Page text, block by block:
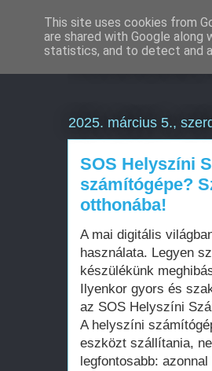
Weboldal
2025. március 5.,
SOS Helyszíni
számítógépe?
otthonába!
A mai digitális
használata. Legyen
készülékünk
Ilyenkor gyors és
az SOS Helyszíni
A helyszíni
eszközt szállítania,
legfontosabb:
This site uses cookies from
are shared with Google
statistics, and to detect and